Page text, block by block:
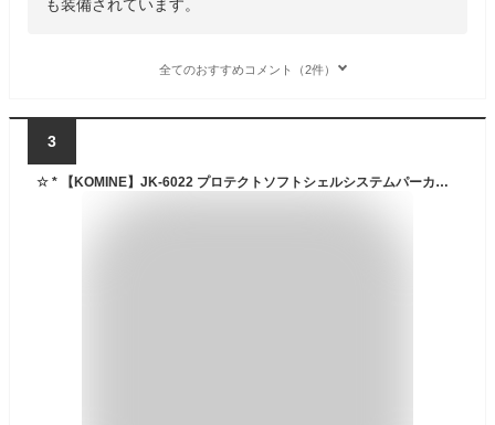
も装備されています。
全てのおすすめコメント（2件）
3
☆ * 【KOMINE】JK-6022 プロテクトソフトシェルシステムパーカ 秋冬 ウインタージャケット 冬用 防寒 メンズ ツーリング コミネ 【バイク用品】